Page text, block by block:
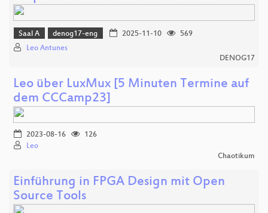
Saal A denog17-eng 2025-11-10
569
Leo Antunes
DENOG17
Leo über LuxMux [5 Minuten Termine auf
dem CCCamp23]
2023-08-16
126
Leo
Chaotikum
Einführung in FPGA Design mit Open
Source Tools